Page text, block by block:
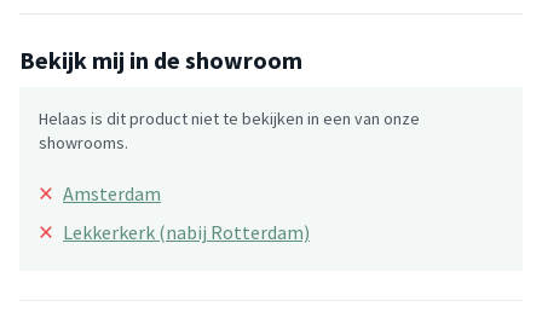
Bekijk mij in de showroom
Helaas is dit product niet te bekijken in een van onze
showrooms.
× Amsterdam
× Lekkerkerk (nabij Rotterdam)